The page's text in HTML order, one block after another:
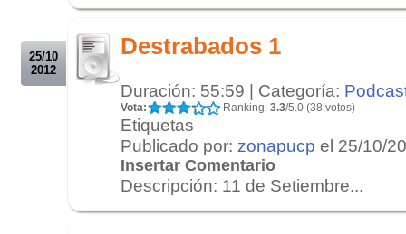
25/10
2012
Destrabados 1
Duración: 55:59 | Categoría:
Vota: Ranking: 3.3/5.0 (38 votos)
Etiquetas
Publicado por: zonapucp el 25/10/
Insertar Comentario
Descripción: 11 de Setiembre...